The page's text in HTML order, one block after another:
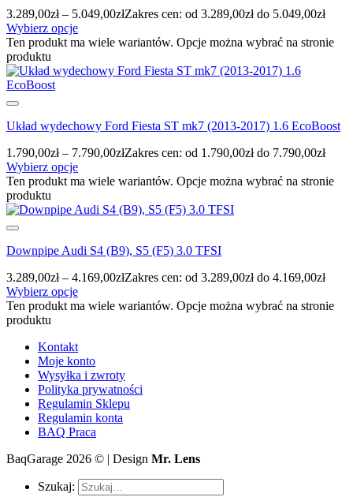
3.289,00zł – 5.049,00złZakres cen: od 3.289,00zł do 5.049,00zł
Wybierz opcje
Ten produkt ma wiele wariantów. Opcje można wybrać na stronie
produktu
Układ wydechowy Ford Fiesta ST mk7 (2013-2017) 1.6 EcoBoost
1.790,00zł – 7.790,00złZakres cen: od 1.790,00zł do 7.790,00zł
Wybierz opcje
Ten produkt ma wiele wariantów. Opcje można wybrać na stronie
produktu
Downpipe Audi S4 (B9), S5 (F5) 3.0 TFSI
3.289,00zł – 4.169,00złZakres cen: od 3.289,00zł do 4.169,00zł
Wybierz opcje
Ten produkt ma wiele wariantów. Opcje można wybrać na stronie
produktu
Kontakt
Moje konto
Wysyłka i zwroty
Polityka prywatności
Regulamin Sklepu
Regulamin konta
BAQ Praca
BaqGarage 2026 © | Design Mr. Lens
Szukaj: